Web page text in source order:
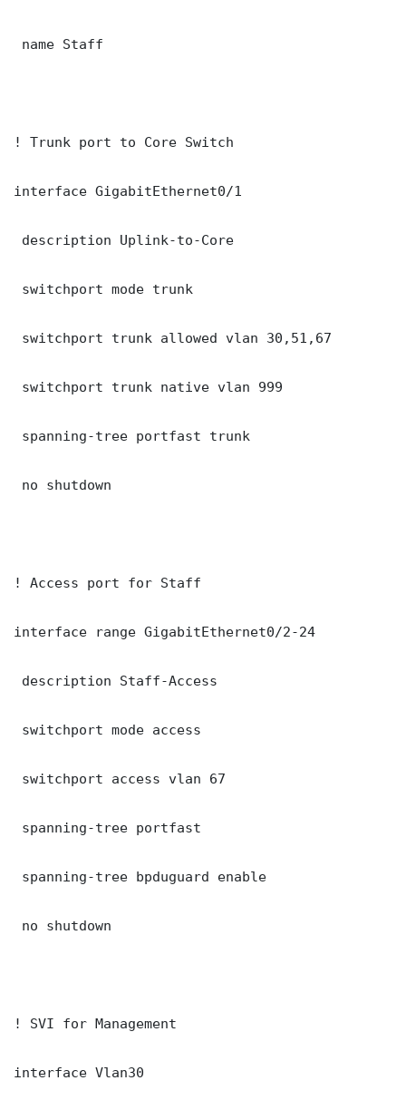
name Staff
! Trunk port to Core Switch
interface GigabitEthernet0/1
description Uplink-to-Core
switchport mode trunk
switchport trunk allowed vlan 30,51,67
switchport trunk native vlan 999
spanning-tree portfast trunk
no shutdown
! Access port for Staff
interface range GigabitEthernet0/2-24
description Staff-Access
switchport mode access
switchport access vlan 67
spanning-tree portfast
spanning-tree bpduguard enable
no shutdown
! SVI for Management
interface Vlan30